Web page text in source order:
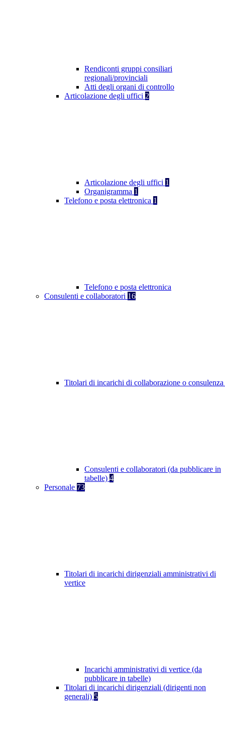
Rendiconti gruppi consiliari
regionali/provinciali
Atti degli organi di controllo
Articolazione degli uffici 2
Articolazione degli uffici 1
Organigramma 1
Telefono e posta elettronica 1
Telefono e posta elettronica
Consulenti e collaboratori 16
Titolari di incarichi di collaborazione o consulenza
Consulenti e collaboratori (da pubblicare in
tabelle) 4
Personale 73
Titolari di incarichi dirigenziali amministrativi di
vertice
Incarichi amministrativi di vertice (da
pubblicare in tabelle)
Titolari di incarichi dirigenziali (dirigenti non
generali) 5